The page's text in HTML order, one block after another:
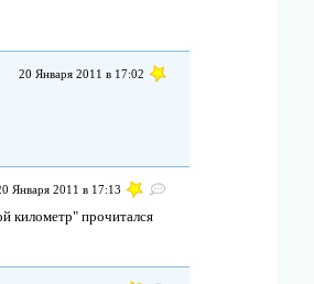
20 Января 2011 в 17:02
Января 2011 в 17:13
километр" прочитался